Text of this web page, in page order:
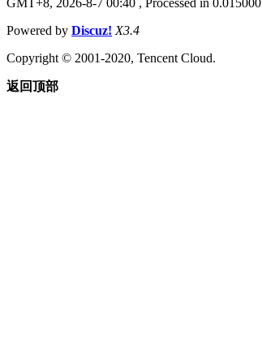
Powered by Discuz! X3.4
Copyright © 2001-2020, Tencent Cloud.
返回顶部